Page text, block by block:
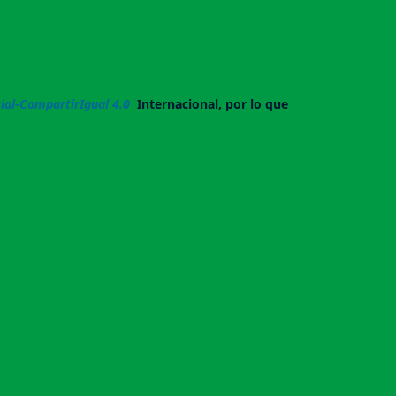
CompartirIgual 4.0 Internacional, por lo que